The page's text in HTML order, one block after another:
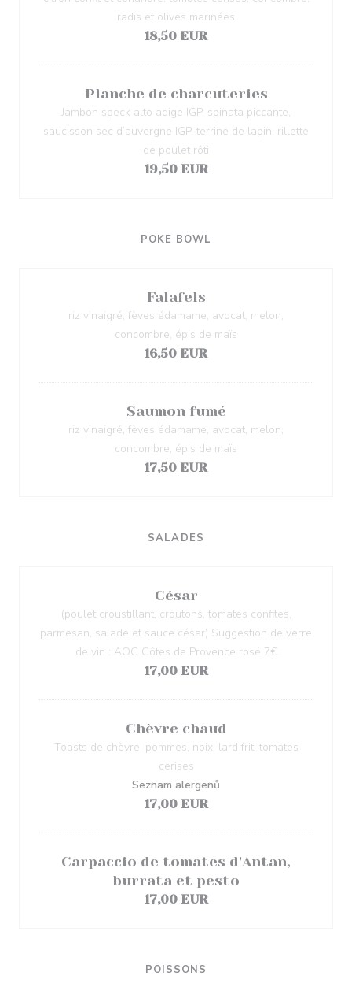
radis et olives marinées
18,50 EUR
Planche de charcuteries
Jambon speck alto adige IGP, spinata piccante,
saucisson sec d’auvergne IGP, terrine de lapin, rillette
de poulet rôti
19,50 EUR
POKE BOWL
Falafels
riz vinaigré, fèves édamame, avocat, melon,
concombre, épis de maïs
16,50 EUR
Saumon fumé
riz vinaigré, fèves édamame, avocat, melon,
concombre, épis de maïs
17,50 EUR
SALADES
César
(poulet croustillant, croutons, tomates confites,
parmesan, salade et sauce césar) Suggestion de verre
de vin : AOC Côtes de Provence rosé 7€
17,00 EUR
Chèvre chaud
Toasts de chèvre, pommes, noix, lard frit, tomates
cerises
Seznam alergenů
17,00 EUR
Carpaccio de tomates d'Antan,
burrata et pesto
17,00 EUR
POISSONS